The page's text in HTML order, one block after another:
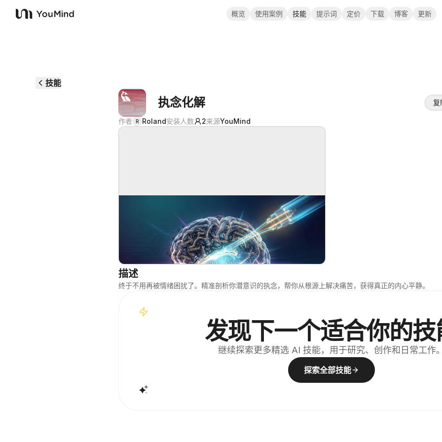
YouMind
概览 使用案例 技能 提示词 定价 下载 博客 更新
技能
执念化解 复
作者 R Roland安装人数 2来源YouMind
描述
终于不用再被情绪困扰了。精准剖析你潜意识的执念，帮你从根源上解决痛苦，获得真正的内心平静。
发现下一个适合你的技
继续探索更多精选 AI 技能，用于研究、创作和日常工作
探索全部技能